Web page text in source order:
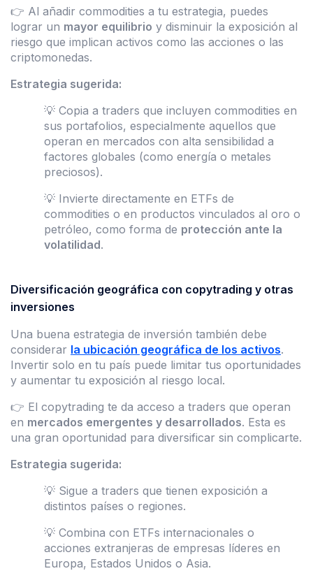
👉 Al añadir commodities a tu estrategia, puedes
lograr un mayor equilibrio y disminuir la exposición al
riesgo que implican activos como las acciones o las
criptomonedas.
Estrategia sugerida:
💡 Copia a traders que incluyen commodities en
sus portafolios, especialmente aquellos que
operan en mercados con alta sensibilidad a
factores globales (como energía o metales
preciosos).
💡 Invierte directamente en ETFs de
commodities o en productos vinculados al oro o
petróleo, como forma de protección ante la
volatilidad.
Diversificación geográfica con copytrading y otras
inversiones
Una buena estrategia de inversión también debe
considerar la ubicación geográfica de los activos.
Invertir solo en tu país puede limitar tus oportunidades
y aumentar tu exposición al riesgo local.
👉 El copytrading te da acceso a traders que operan
en mercados emergentes y desarrollados. Esta es
una gran oportunidad para diversificar sin complicarte.
Estrategia sugerida:
💡 Sigue a traders que tienen exposición a
distintos países o regiones.
💡 Combina con ETFs internacionales o
acciones extranjeras de empresas líderes en
Europa, Estados Unidos o Asia.